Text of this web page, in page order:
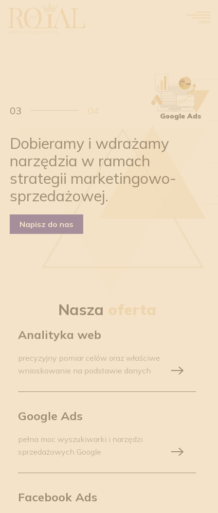
menu
03 04
Analizujemy środowisko
biznesowe Klienta.
Napisz do nas
Wspólnie z Klientem
wyznaczamy realne i
mierzalne cele
marketingowo-
sprzedażowe.
Napisz do nas
Dobieramy i wdrażamy
narzędzia w ramach
strategii marketingowo-
sprzedażowej.
Napisz do nas
Zakup mediów
Nasza oferta
Analityka web
precyzyjny pomiar celów oraz właściwe
wnioskowanie na podstawie danych
Google Ads
pełna moc wyszukiwarki i narzędzi
sprzedażowych Google
Facebook Ads